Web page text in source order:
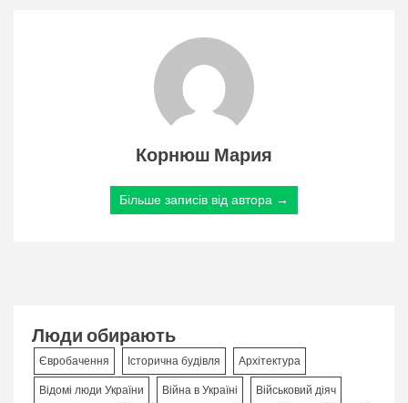
Корнюш Мария
Більше записів від автора →
Люди обирають
Євробачення Історична будівля Архітектура
Відомі люди України Війна в Україні Військовий діяч